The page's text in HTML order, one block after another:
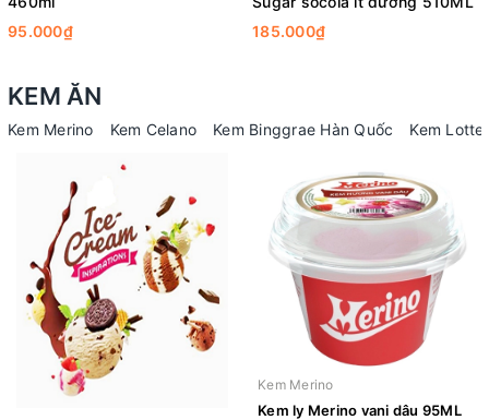
95.000₫
185.000₫
KEM ĂN
Kem Merino Kem Celano Kem Binggrae Hàn Quốc Kem Lotte
Kem Merino
Kem ly Merino vani dâu 95ML